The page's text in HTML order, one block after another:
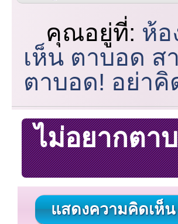
คุณอยู่ที่: ห้อ
เห็น ตาบอด ส
ตาบอด! อย่าคิ
ไม่อยากตา
แสดงความคิดเห็น